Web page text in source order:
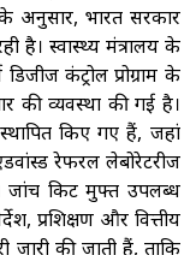
अनुसार, भारत सरकार
है। स्वास्थ्य मंत्रालय के
कंट्रोल प्रोग्राम के
की व्यवस्था की गई है।
किए गए हैं, जहां
रेफरल लेबोरेटरीज
जांच किट मुफ्त उपलब्ध
प्रशिक्षण और वित्तीय
की जाती हैं, ताकि